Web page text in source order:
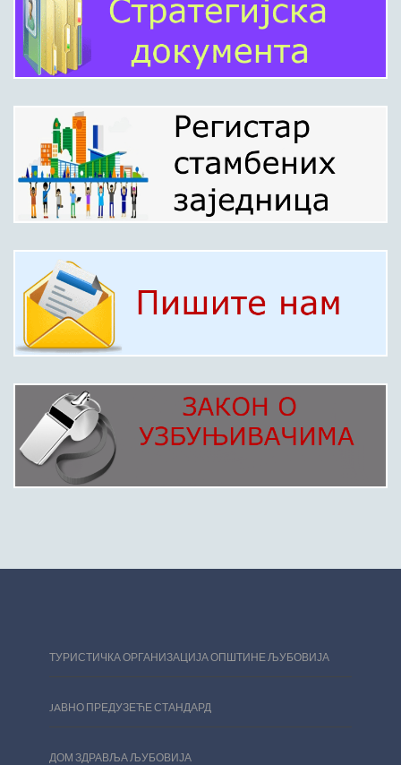
ТУРИСТИЧКА ОРГАНИЗАЦИЈА ОПШТИНЕ ЉУБОВИЈА
JAВНО ПРЕДУЗЕЋЕ СТАНДАРД
ДОМ ЗДРАВЉА ЉУБОВИЈА